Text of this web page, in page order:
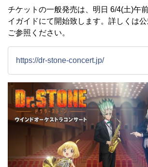
チケットの一般発売は、明日 6/4(土)午
イガイドにて開始致します。詳しくは
ご参照ください。
https://dr-stone-concert.jp/